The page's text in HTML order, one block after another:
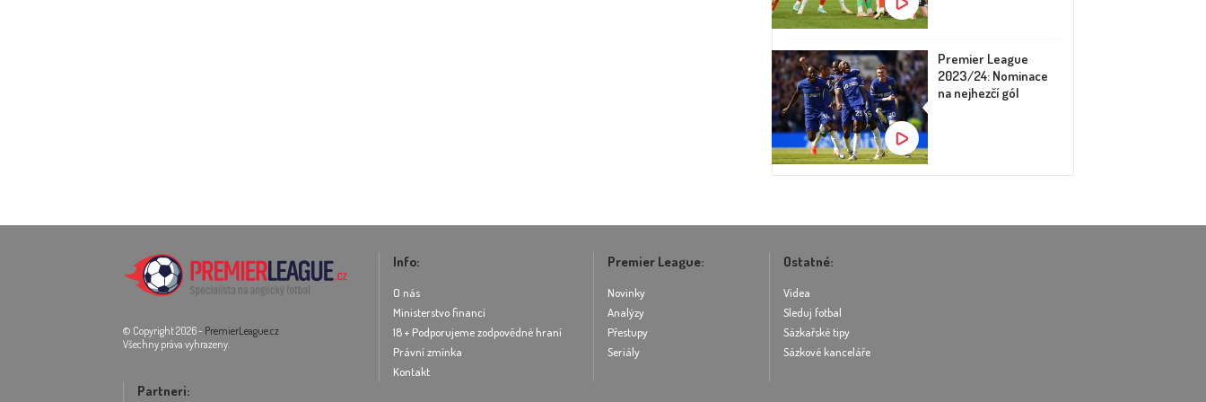
Premier League
2023/24: Nominace
na nejhezčí gól
© Copyright 2026 - PremierLeague.cz
Všechny práva vyhrazeny.
Info:
O nás
Ministerstvo financí
18 + Podporujeme zodpovědné hraní
Právní zmínka
Kontakt
Premier League:
Novinky
Analýzy
Přestupy
Seriály
Ostatné:
Videa
Sleduj fotbal
Sázkařské tipy
Sázkové kanceláře
Partneri: